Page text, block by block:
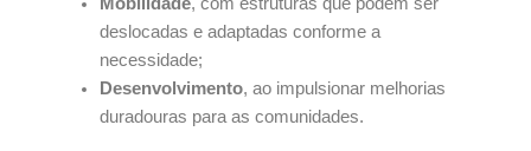
deslocadas e adaptadas conforme a
necessidade;
Desenvolvimento, ao impulsionar melhorias
duradouras para as comunidades.